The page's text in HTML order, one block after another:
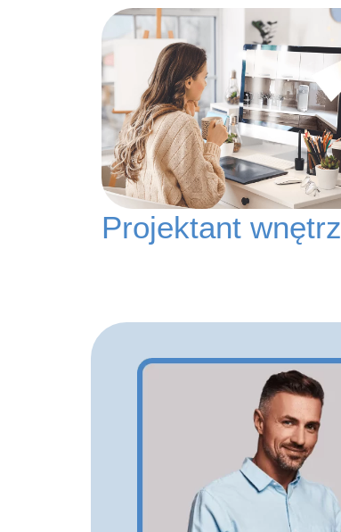
Projektant wnętrz